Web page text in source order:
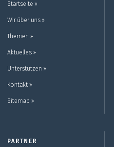
Startseite ››
Wir über uns ››
Themen ››
Aktuelles ››
Unterstützen ››
Kontakt ››
Sitemap ››
PARTNER